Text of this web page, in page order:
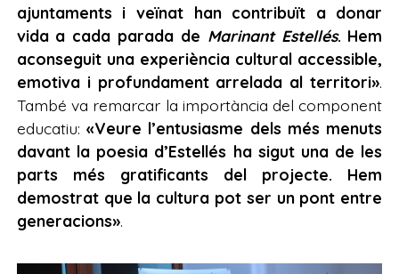
ajuntaments i veïnat han contribuït a donar
vida a cada parada de Marinant Estellés. Hem
aconseguit una experiència cultural accessible,
emotiva i profundament arrelada al territori».
També va remarcar la importància del component
educatiu:«Veure l’entusiasme dels més menuts
davant la poesia d’Estellés ha sigut una de les
parts més gratificants del projecte. Hem
demostrat que la cultura pot ser un pont entre
generacions».